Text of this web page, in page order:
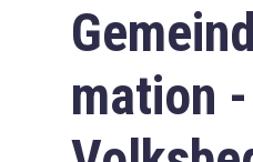
mation -